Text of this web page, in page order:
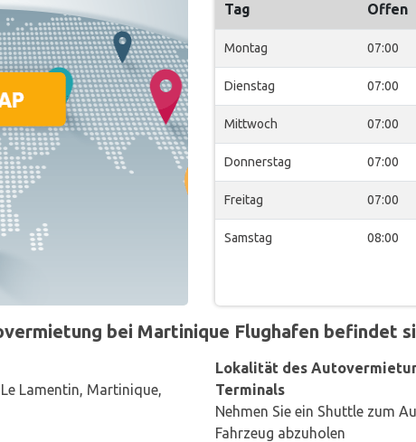
Tag Offen
Montag 07:00
Dienstag 07:00
Mittwoch 07:00
Donnerstag 07:00
Freitag 07:00
Samstag 08:00
bei Martinique Flughafen befindet
Lamentin, Martinique,
Lokalität des
Terminals
Nehmen Sie ein Shuttle zum
Fahrzeug abzuholen